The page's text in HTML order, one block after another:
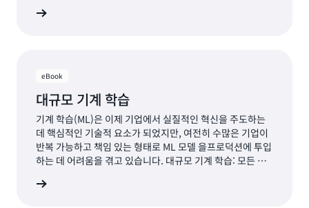
eBook
대규모 기계 학습
기계 학습(ML)은 이제 기업에서 실질적인 혁신을 주도하는
데 핵심적인 기술적 요소가 되었지만, 여전히 수많은 기업이
반복 가능하고 책임 있는 형태로 ML 모델 을프로덕션에 투입
하는 데 어려움을 겪고 있습니다. 대규모 기계 학습: 모든 사
음과 같은 성과를 이루는 방법을 알아보세요. 더 많은 사용자